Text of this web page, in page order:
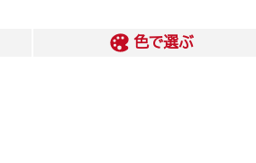
色で選ぶ